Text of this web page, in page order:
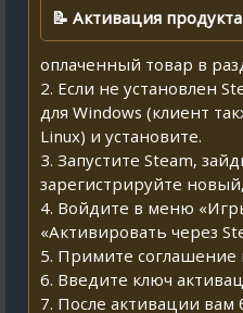
📝 Активация
оплаченный товар в
2. Если не установлен
для Windows (клиент
Linux) и установите.
3. Запустите Steam,
зарегистрируйте
4. Войдите в меню
«Активировать через
5. Примите соглашение
6. Введите ключ
7. После активации